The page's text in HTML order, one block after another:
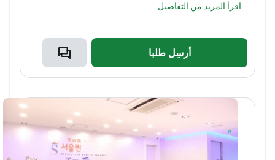
الوجه والأنف والعينين والثدي والبطن وعمليات التجميل.
المريض.
يحقق الأطباء ملامح مثالية للوجه والجسم بفضل
النمذجة ثلاثية الأبعاد. يمكنك مشاهدة نتائج عمليات التجميل
اقرأ المزيد من التفاصيل
أرسِل طلبا